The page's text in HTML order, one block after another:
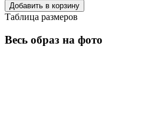
Добавить в корзину
Таблица размеров
Весь образ на фото